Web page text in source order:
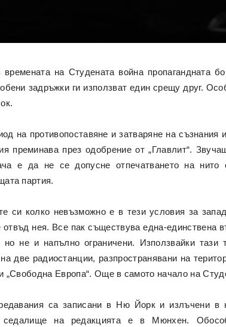
времената на Студената война пропагандната
задръжки ги използват един срещу друг.
на противопоставяне и затваряне на
преминава през одобрение от „Главлит“.
е да не се допусне отпечатването на
партия.
си колко невъзможно е в тези условия за
отвъд нея. Все пак съществува една-единствена
но не и напълно ограничени. Използвайки тази
две радиостанции, разпространявани на
„Свободна Европа“. Още в самото начало на
са записани в Ню Йорк и излъчени в
седалище на редакцията е в Мюнхен.